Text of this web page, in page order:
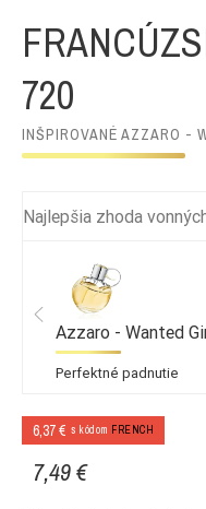
720
INŠPIROVANÉ AZZARO -
Najlepšia zhoda
Azzaro - Wanted
Perfektné padnutie
6,37 € s kódom FRENCH
7,49 €